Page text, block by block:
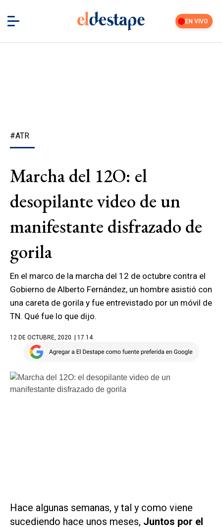
EN VIVO
#ATR
Marcha del 12O: el
desopilante video de un
manifestante disfrazado de
gorila
En el marco de la marcha del 12 de octubre contra el
Gobierno de Alberto Fernández, un hombre asistió con
una careta de gorila y fue entrevistado por un móvil de
TN. Qué fue lo que dijo.
12 DE OCTUBRE, 2020 | 17.14
Hace algunas semanas, y tal y como viene
sucediendo hace unos meses, Juntos por el